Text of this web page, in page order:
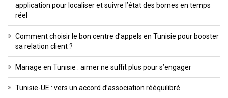
application pour localiser et suivre l’état des bornes en temps
réel
Comment choisir le bon centre d’appels en Tunisie pour booster
sa relation client ?
Mariage en Tunisie : aimer ne suffit plus pour s’engager
Tunisie-UE : vers un accord d’association rééquilibré